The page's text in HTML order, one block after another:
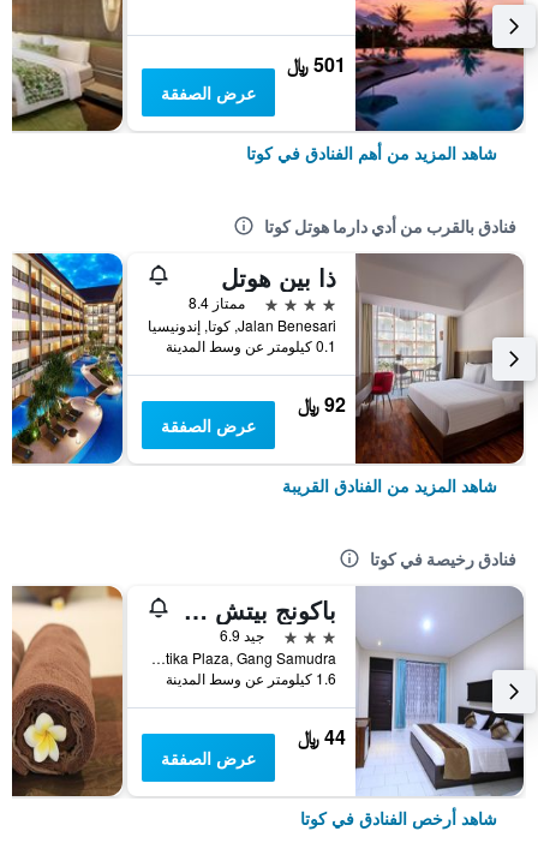
501 ﷼
عرض الصفقة
شاهد المزيد من أهم الفنادق في كوتا
فنادق بالقرب من أدي دارما هوتل كوتا
ذا بين هوتل
4 نجوم
ممتاز 8.4
Jalan Benesari, كوتا, إندونيسيا
0.1 كيلومتر عن وسط المدينة
92 ﷼
عرض الصفقة
شاهد المزيد من الفنادق القريبة
فنادق رخيصة في كوتا
باكونج بيتش ريزورت
3 نجوم
جيد 6.9
Jalan Kartika Plaza, Gang Samudra, كوتا, إندونيسيا
1.6 كيلومتر عن وسط المدينة
44 ﷼
عرض الصفقة
شاهد أرخص الفنادق في كوتا